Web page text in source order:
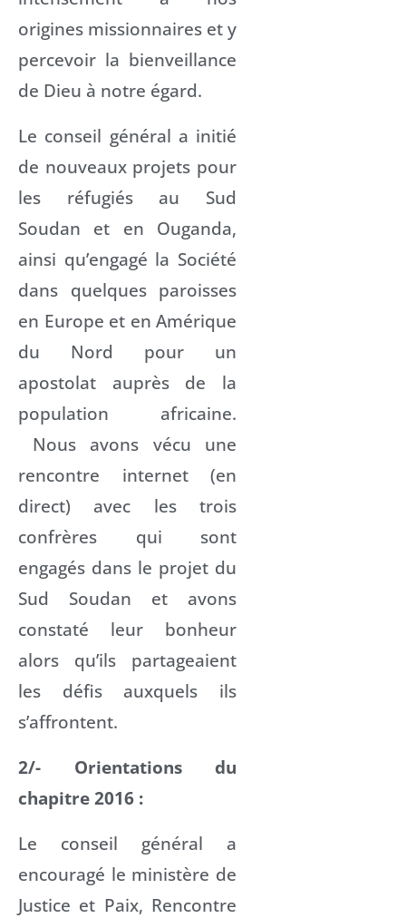
origines missionnaires et y
percevoir la bienveillance
de Dieu à notre égard.
Le conseil général a initié
de nouveaux projets pour
les réfugiés au Sud
Soudan et en Ouganda,
ainsi qu’engagé la Société
dans quelques paroisses
en Europe et en Amérique
du Nord pour un
apostolat auprès de la
population africaine.
Nous avons vécu une
rencontre internet (en
direct) avec les trois
confrères qui sont
engagés dans le projet du
Sud Soudan et avons
constaté leur bonheur
alors qu’ils partageaient
les défis auxquels ils
s’affrontent.
2/- Orientations du
chapitre 2016 :
Le conseil général a
encouragé le ministère de
Justice et Paix, Rencontre